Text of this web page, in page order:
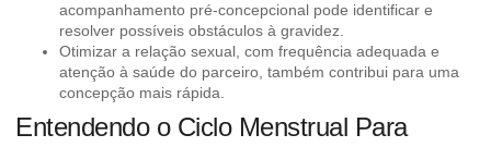
acompanhamento pré-concepcional pode identificar e
resolver possíveis obstáculos à gravidez.
Otimizar a relação sexual, com frequência adequada e
atenção à saúde do parceiro, também contribui para uma
concepção mais rápida.
Entendendo o Ciclo Menstrual Para